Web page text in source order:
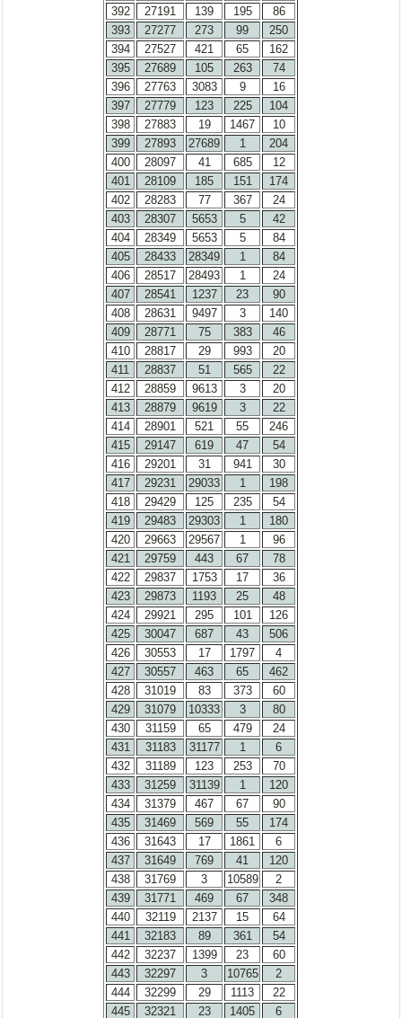
392
27191 139 195
86
393
27277 273 99
250
394
27527 421 65
162
395
27689 105 263
74
396
27763 3083 9
16
397
27779 123 225
104
398
27883 19 1467
10
399
27893 27689 1
204
400
28097 41 685
12
401
28109 185 151
174
402
28283 77 367
24
403
28307 5653 5
42
404
28349 5653 5
84
405
28433 28349 1
84
406
28517 28493 1
24
407
28541 1237 23
90
408
28631 9497 3
140
409
28771 75 383
46
410
28817 29 993
20
411
28837 51 565
22
412
28859 9613 3
20
413
28879 9619 3
22
414
28901 521 55
246
415
29147 619 47
54
416
29201 31 941
30
417
29231 29033 1
198
418
29429 125 235
54
419
29483 29303 1
180
420
29663 29567 1
96
421
29759 443 67
78
422
29837 1753 17
36
423
29873 1193 25
48
424
29921 295 101
126
425
30047 687 43
506
426
30553 17 1797
4
427
30557 463 65
462
428
31019 83 373
60
429
31079 10333 3
80
430
31159 65 479
24
431
31183 31177 1
6
432
31189 123 253
70
433
31259 31139 1
120
434
31379 467 67
90
435
31469 569 55
174
436
31643 17 1861
6
437
31649 769 41
120
438
31769 3 10589
2
439
31771 469 67
348
440
32119 2137 15
64
441
32183 89 361
54
442
32237 1399 23
60
443
32297 3 10765
2
444
32299 29 1113
22
445
32321 23 1405
6